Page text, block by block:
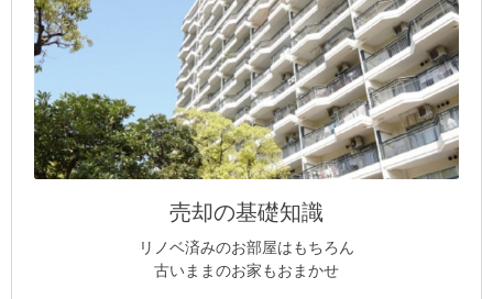
売却の基礎知識
リノベ済みのお部屋はもちろん
古いままのお家もおまかせ